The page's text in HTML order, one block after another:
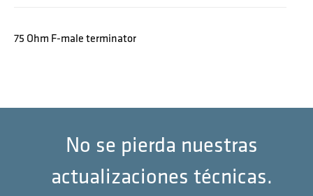
75 Ohm F-male terminator
No se pierda nuestras
actualizaciones técnicas.